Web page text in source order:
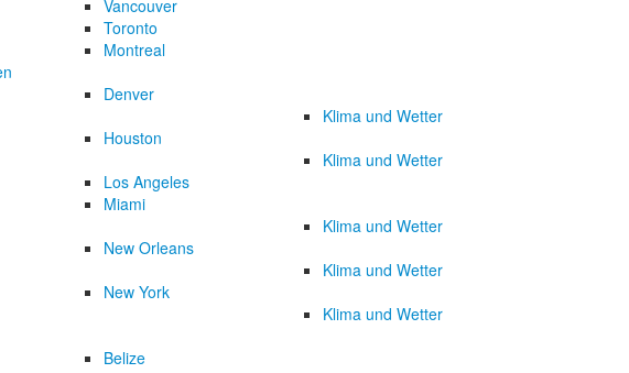
Vancouver
Toronto
Montreal
Denver
Klima und Wetter
Houston
Klima und Wetter
Los Angeles
Miami
Klima und Wetter
New Orleans
Klima und Wetter
New York
Klima und Wetter
Belize